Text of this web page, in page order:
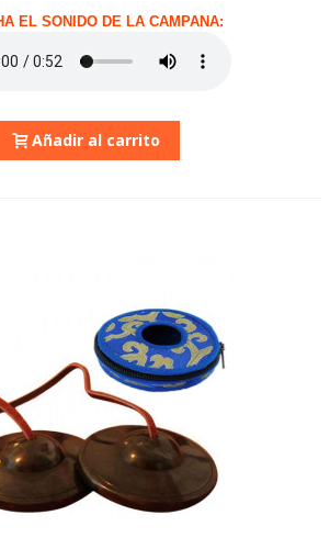
EL SONIDO DE LA CAMPANA:
Añadir al carrito